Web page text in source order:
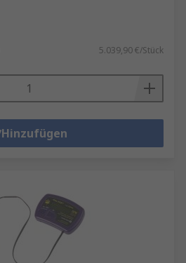
5.039,90 €/Stück
Hinzufügen